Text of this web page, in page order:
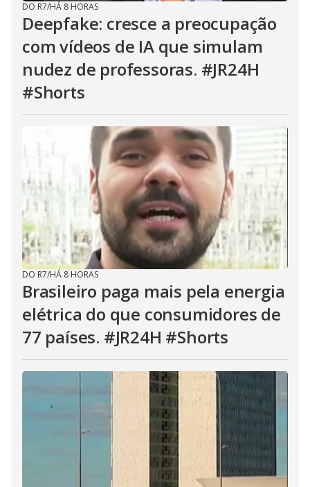
DO R7/HÁ 8 HORAS
Deepfake: cresce a preocupação
com vídeos de IA que simulam
nudez de professoras. #JR24H
#Shorts
DO R7/HÁ 8 HORAS
Brasileiro paga mais pela energia
elétrica do que consumidores de
77 países. #JR24H #Shorts